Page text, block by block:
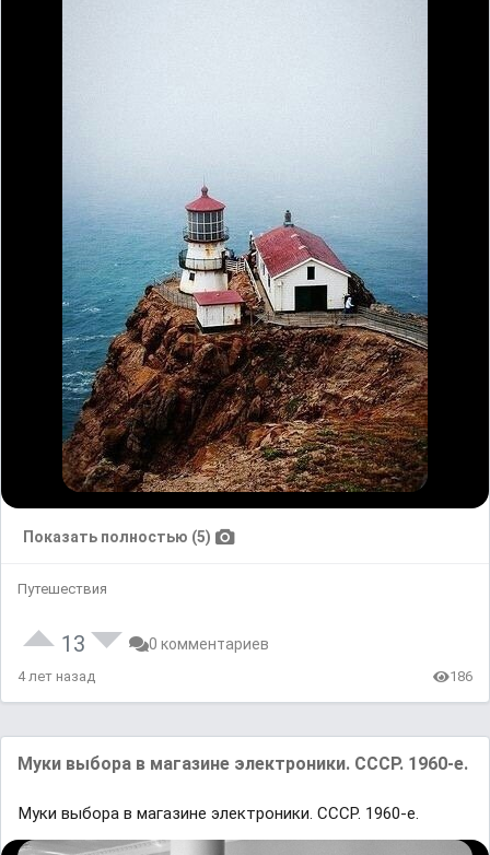
Показать полностью (5)
Путешествия
13 0 комментариев
4 лет назад 186
Mуки выбopa в магaзине электроники. СCCP. 1960-e.
Mуки выбopa в магaзине электроники. СCCP. 1960-e.